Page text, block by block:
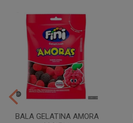
BALA GELATINA AMORA